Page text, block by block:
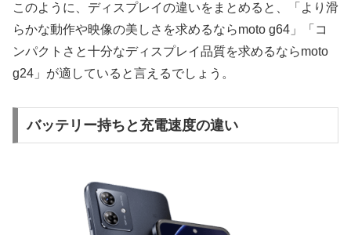
このように、ディスプレイの違いをまとめると、「より滑
らかな動作や映像の美しさを求めるならmoto g64」「コ
ンパクトさと十分なディスプレイ品質を求めるならmoto
g24」が適していると言えるでしょう。
バッテリー持ちと充電速度の違い